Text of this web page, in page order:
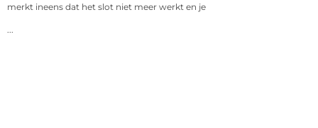
merkt ineens dat het slot niet meer werkt en je
...